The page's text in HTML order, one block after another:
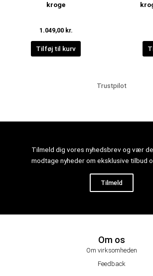
kroge
1.049,00 kr.
Tilføj til kurv
Trustpilot
Tilmeld dig vores nyhedsbrev og vær
modtage nyheder om eksklusive tilbud
Tilmeld
Om os
Om virksomheden
Feedback